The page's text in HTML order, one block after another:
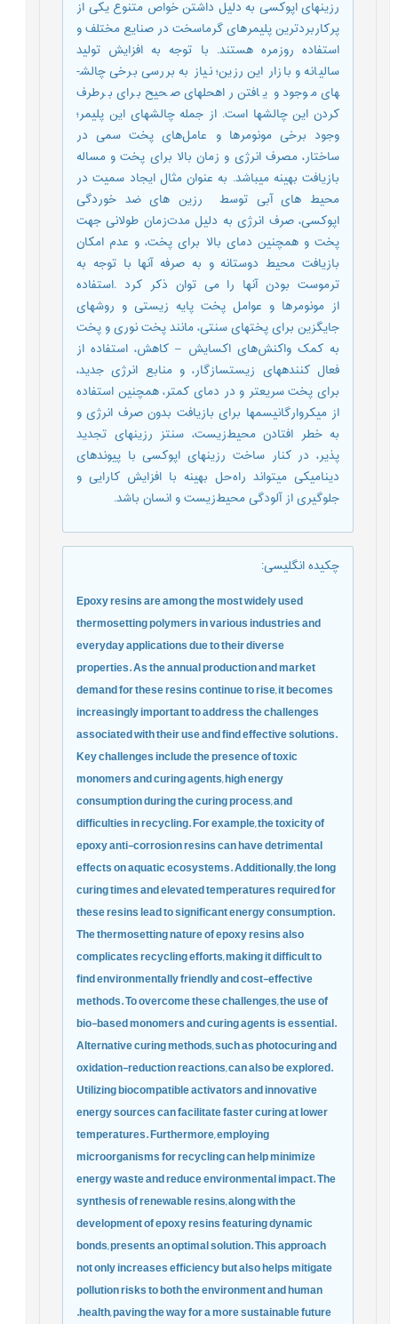
رزین­های اپوکسی به دلیل داشتن خواص متنوع یکی از
پرکاربرد­ترین پلیمر­های گرماسخت در صنایع مختلف و
استفاده روزمره هستند. با توجه به افزایش تولید
سالیانه و بازار این رزین؛ نیاز به بررسی برخی چالش­
های موجود و یافتن راه­حل­های صحیح برای برطرف
کردن این چالش­ها است. از جمله چالش­های این پلیمر؛
وجود برخی مونومر­ها و عامل‌های پخت سمی در
ساختار، مصرف انرژی و زمان بالا برای پخت و مساله
بازیافت بهینه می­باشد. به عنوان مثال ایجاد سمیت در
محیط های آبی توسط رزین ­های ضد خوردگی
اپوکسی، صرف انرژی به دلیل مدت‌زمان طولانی جهت
پخت و همچنین دمای بالا برای پخت، و عدم امکان
بازیافت محیط دوستانه و به صرفه آنها با توجه به
ترموست بودن آنها را می توان ذکر کرد .استفاده
از مونومرها و عوامل پخت پایه زیستی و روش­های
جایگزین برای پخت­های سنتی، مانند پخت نوری و پخت
به کمک واکنش‌های اکسایش – کاهش، استفاده از
فعال کننده­های زیست­سازگار، و منابع انرژی جدید،
برای پخت سریعتر و در دمای کمتر، همچنین استفاده
از میکروارگانیسم­ها برای بازیافت بدون صرف انرژی و
به خطر افتادن محیط‌زیست، سنتز رزینهای تجدید
پذیر، در کنار ساخت رزین­های اپوکسی با پیوندهای
دینامیکی می­تواند راه‌حل بهینه با افزایش کارایی و
جلوگیری از آلودگی محیط‌زیست و انسان باشد.
چکیده انگلیسی:
Epoxy resins are among the most widely used
thermosetting polymers in various industries and
everyday applications due to their diverse
properties. As the annual production and market
demand for these resins continue to rise, it becomes
increasingly important to address the challenges
associated with their use and find effective solutions.
Key challenges include the presence of toxic
monomers and curing agents, high energy
consumption during the curing process, and
difficulties in recycling. For example, the toxicity of
epoxy anti-corrosion resins can have detrimental
effects on aquatic ecosystems. Additionally, the long
curing times and elevated temperatures required for
these resins lead to significant energy consumption.
The thermosetting nature of epoxy resins also
complicates recycling efforts, making it difficult to
find environmentally friendly and cost-effective
methods. To overcome these challenges, the use of
bio-based monomers and curing agents is essential.
Alternative curing methods, such as photocuring and
oxidation-reduction reactions, can also be explored.
Utilizing biocompatible activators and innovative
energy sources can facilitate faster curing at lower
temperatures. Furthermore, employing
microorganisms for recycling can help minimize
energy waste and reduce environmental impact. The
synthesis of renewable resins, along with the
development of epoxy resins featuring dynamic
bonds, presents an optimal solution. This approach
not only increases efficiency but also helps mitigate
pollution risks to both the environment and human
health, paving the way for a more sustainable future.